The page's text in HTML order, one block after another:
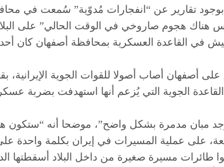
بوجود تقارير عن “انفجارات مُدوّية” سُمعت في
هناك هجوم صاروخي في الوقت الحالي” على
في القاعدة العسكرية بمحافظة أصفهان كان
أصفهان أصاب أصولا للقوات الجوية الإيرانية،
الجوية التي يُزعم أنها استهدفت بضربة
مبان مدمرة بشكل واضح”، موضحا أنه “ستكون
على عملية المسيرات في إيران بكلمة واحدة
طائرات مسيرة صغيرة من داخل البلاد أسقطتها